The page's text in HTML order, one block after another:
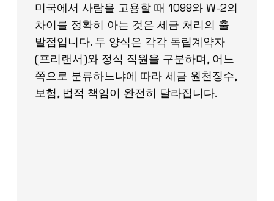
미국에서 사람을 고용할 때 1099와 W-2의
차이를 정확히 아는 것은 세금 처리의 출
발점입니다. 두 양식은 각각 독립계약자
(프리랜서)와 정식 직원을 구분하며, 어느
쪽으로 분류하느냐에 따라 세금 원천징수,
보험, 법적 책임이 완전히 달라집니다.